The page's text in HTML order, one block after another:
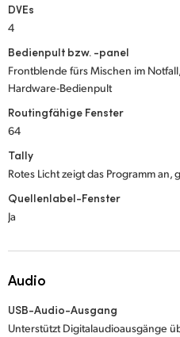
DVEs
4
Bedienpult bzw. -panel
Frontblende fürs Mischen im
Hardware-Bedienpult
Routingfähige Fenster
64
Tally
Rotes Licht zeigt das Programm an,
Quellenlabel-Fenster
Ja
Audio
USB-Audio-Ausgang
Unterstützt Digitalaudioausgänge